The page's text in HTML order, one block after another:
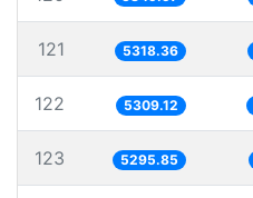
121 5318.36
122 5309.12
123 5295.85